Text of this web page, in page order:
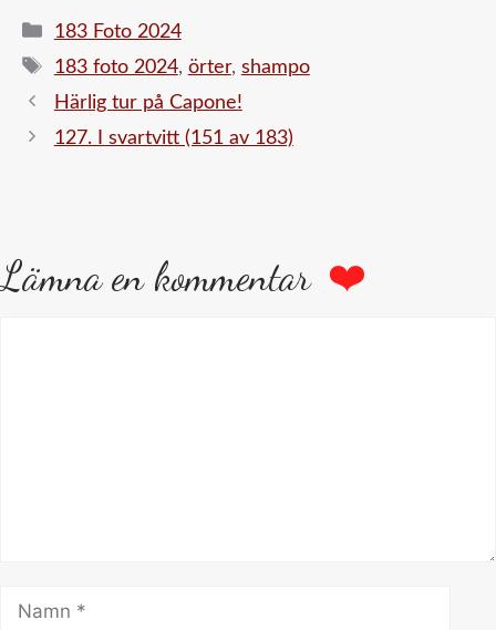
Kategorier
183 Foto 2024
Etiketter
183 foto 2024, örter, shampo
Härlig tur på Capone!
127. I svartvitt (151 av 183)
Lämna en kommentar
Namn